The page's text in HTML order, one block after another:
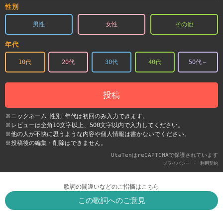
性別
男性 女性 その他
年代
10代 20代 30代 40代 50代～
投稿
※ニックネーム･性別･年代は初回のみ入力できます。
※レビューは全角10文字以上、500文字以内で入力してください。
※他の人が不快に思うような内容や個人情報は書かないでください。
※投稿後の編集・削除はできません。
UtaTenはreCAPTCHAで保護されています
プライバシー - 利用契約
歌詞の間違いなどのご指摘はこちら
この歌詞へのご意見